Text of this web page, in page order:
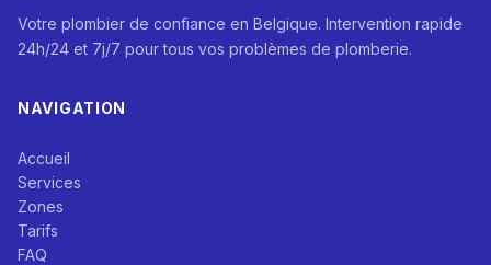
Votre plombier de confiance en Belgique. Intervention rapide
24h/24 et 7j/7 pour tous vos problèmes de plomberie.
NAVIGATION
Accueil
Services
Zones
Tarifs
FAQ